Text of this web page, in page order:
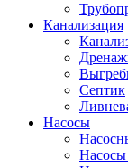
Канализация
Септик
Насосы
Насосы